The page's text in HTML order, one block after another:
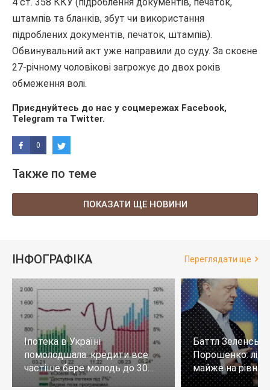
4 ст. 358 ККУ (підроблення документів, печаток,
штампів та бланків, збут чи використання
підроблених документів, печаток, штампів).
Обвинувальний акт уже направили до суду. За скоєне
27-річному чоловікові загрожує до двох років
обмеження волі.
Приєднуйтесь до нас у соцмережах Facebook,
Telegram та Twitter.
0
Также по теме
ПОКАЗАТИ ЩЕ НОВИНИ
ІНФОГРАФІКА Переглядати ще
Іпотека в Україні
помолодшала: кредити все
частіше бере молодь до 30
років
Баттл
Порошенко:
майже на
тих, хто не